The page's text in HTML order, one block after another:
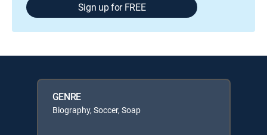
Sign up for FREE
GENRE
Biography, Soccer, Soap